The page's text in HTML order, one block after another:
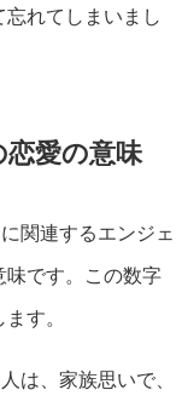
れてしまいまし
愛の意味
関連するエンジェ
味です。この数字
す。
は、家族思いで、